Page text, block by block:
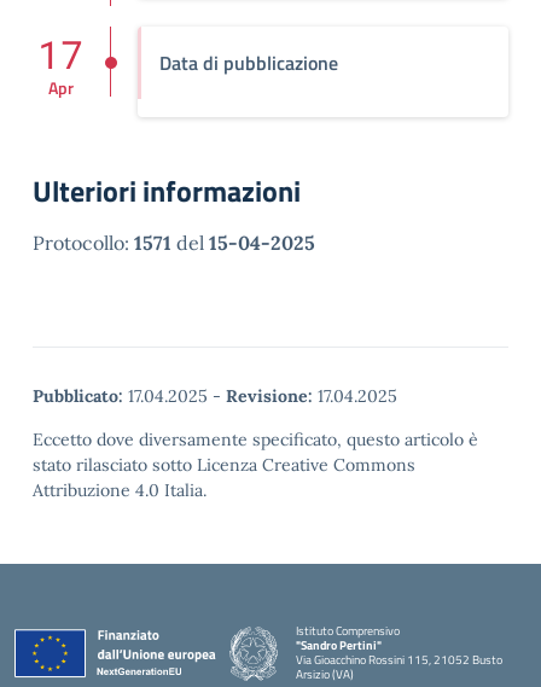
Data di pubblicazione
17
Apr
Ulteriori informazioni
Protocollo: 1571 del 15-04-2025
Pubblicato: 17.04.2025 - Revisione: 17.04.2025
Eccetto dove diversamente specificato, questo articolo è
stato rilasciato sotto Licenza Creative Commons
Attribuzione 4.0 Italia.
Istituto Comprensivo
"Sandro Pertini"
Via Gioacchino Rossini 115, 21052 Busto
Arsizio (VA)